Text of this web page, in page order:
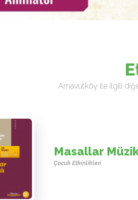
Arnavutköy ile ilgili
Masallar
Çocuk Etkinlikleri